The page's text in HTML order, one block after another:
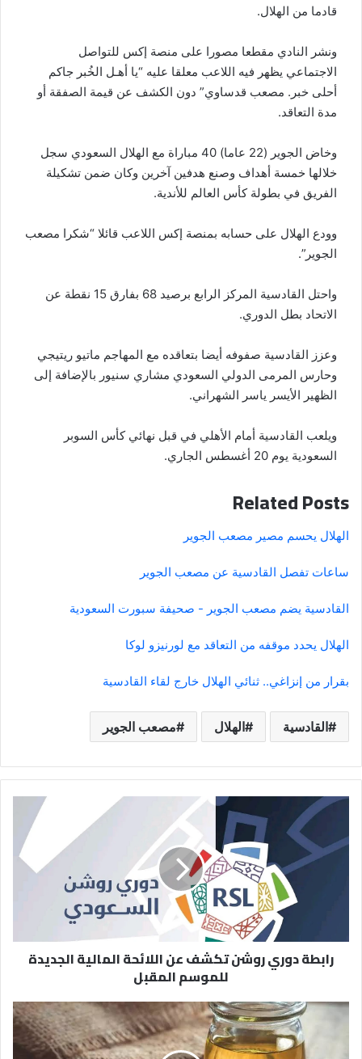
قادما من الهلال.
ونشر النادي مقطعا مصورا على منصة إكس للتواصل
الاجتماعي يظهر فيه اللاعب معلقا عليه “يا أهـل الخُبر جاكم
أحلى خبر. مصعب قدساوي” دون الكشف عن قيمة الصفقة أو
مدة التعاقد.
وخاض الجوير (22 عاما) 40 مباراة مع الهلال السعودي سجل
خلالها خمسة أهداف وصنع هدفين آخرين وكان ضمن تشكيلة
الفريق في بطولة كأس العالم للأندية.
وودع الهلال على حسابه بمنصة إكس اللاعب قائلا “شكرا مصعب
الجوير”.
واحتل القادسية المركز الرابع برصيد 68 بفارق 15 نقطة عن
الاتحاد بطل الدوري.
وعزز القادسية صفوفه أيضا بتعاقده مع المهاجم ماتيو ريتيجي
وحارس المرمى الدولي السعودي مشاري سنيور بالإضافة إلى
الظهير الأيسر ياسر الشهراني.
ويلعب القادسية أمام الأهلي في قبل نهائي كأس السوبر
السعودية يوم 20 أغسطس الجاري.
Related Posts
الهلال يحسم مصير مصعب الجوير
ساعات تفصل القادسية عن مصعب الجوير
القادسية يضم مصعب الجوير - صحيفة سبورت السعودية
الهلال يحدد موقفه من التعاقد مع لورنيزو لوكا
بقرار من إنزاغي.. ثنائي الهلال خارج لقاء القادسية
القادسية الهلال مصعب الجوير
رابطة
روشن
تكشف
للموسم
المقبلرابطة دوري روشن تكشف عن اللائحة المالية الجديدة
للموسم المقبل
زيت